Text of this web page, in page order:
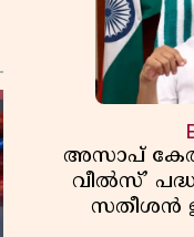
അസാപ്
വീൽസ്’
സതീശൻ